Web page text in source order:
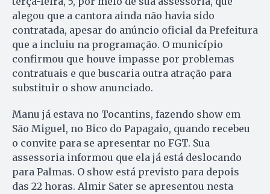
alegou que a cantora ainda não havia sido
contratada, apesar do anúncio oficial da Prefeitura
que a incluiu na programação. O município
confirmou que houve impasse por problemas
contratuais e que buscaria outra atração para
substituir o show anunciado.
Manu já estava no Tocantins, fazendo show em
São Miguel, no Bico do Papagaio, quando recebeu
o convite para se apresentar no FGT. Sua
assessoria informou que ela já está deslocando
para Palmas. O show está previsto para depois
das 22 horas. Almir Sater se apresentou nesta